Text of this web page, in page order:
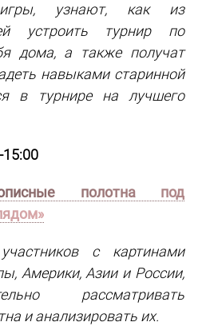
игры, узнают, как из
устроить турнир по
дома, а также получат
навыками старинной
в турнире на лучшего
15:00
полотна под
с картинами
Америки, Азии и России,
рассматривать
и анализировать их.